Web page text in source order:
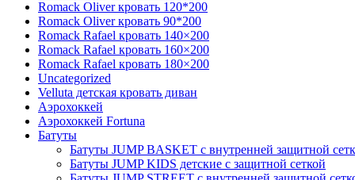
Romack Oliver кровать 120*200
Romack Oliver кровать 90*200
Romack Rafael кровать 140×200
Romack Rafael кровать 160×200
Romack Rafael кровать 180×200
Uncategorized
Velluta детская кровать диван
Аэрохоккей
Аэрохоккей Fortuna
Батуты
Батуты JUMP BASKET с внутренней защитной
Батуты JUMP KIDS детские с защитной сеткой